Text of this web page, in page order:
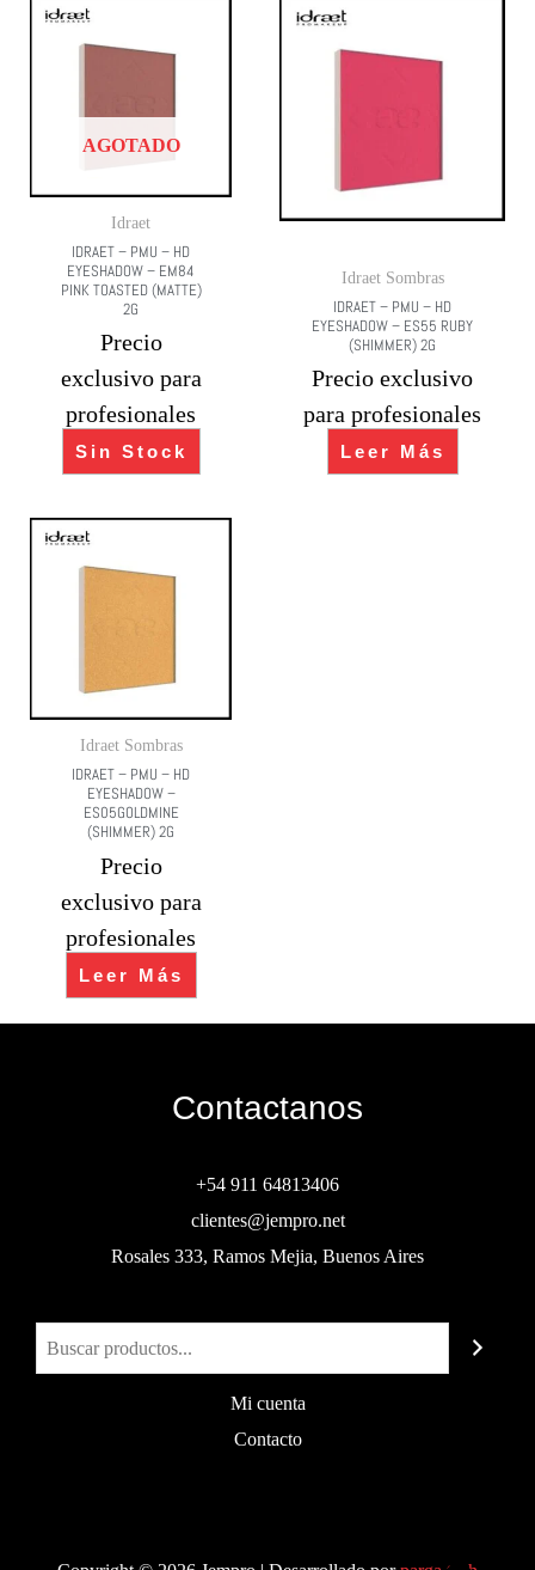
AGOTADO
Idraet
IDRAET – PMU – HD
EYESHADOW – EM84
PINK TOASTED (MATTE)
2G
Precio
exclusivo para
profesionales
Sin Stock
Idraet Sombras
IDRAET – PMU – HD
EYESHADOW – ES55 RUBY
(SHIMMER) 2G
Precio exclusivo
para profesionales
Leer Más
Idraet Sombras
IDRAET – PMU – HD
EYESHADOW –
ES05GOLDMINE
(SHIMMER) 2G
Precio
exclusivo para
profesionales
Leer Más
Contactanos
+54 911 64813406
clientes@jempro.net
Rosales 333, Ramos Mejia, Buenos Aires
Mi cuenta
Contacto